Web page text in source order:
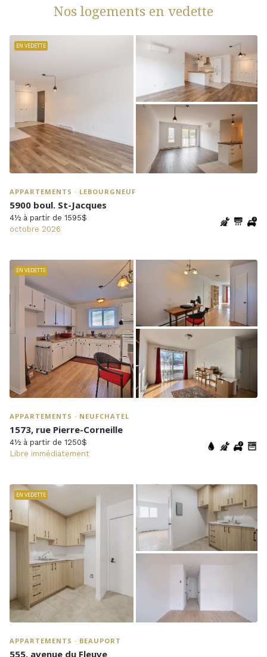
Nos logements en vedette
EN VEDETTE
APPARTEMENTS · LEBOURGNEUF
5900 boul. St-Jacques
4½ à partir de 1595$
octobre 2026
EN VEDETTE
APPARTEMENTS · NEUFCHATEL
1573, rue Pierre-Corneille
4½ à partir de 1250$
Libre immédiatement
EN VEDETTE
APPARTEMENTS · BEAUPORT
555, avenue du Fleuve